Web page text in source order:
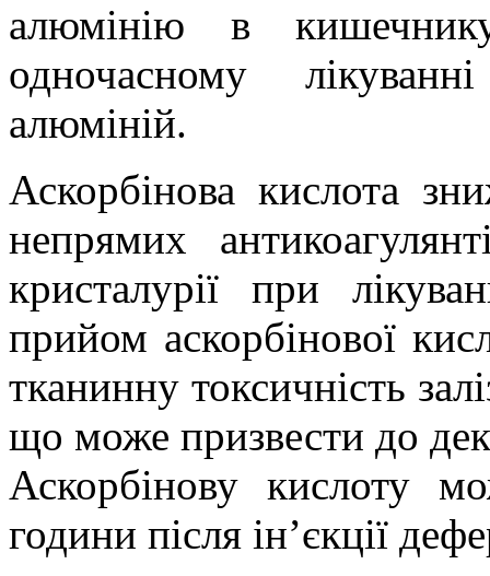
алюмінію в
одночасному
алюміній.
Аскорбінова кислота
непрямих
кристалурії при
прийом аскорбінової
тканинну токсичність
що може призвести до
Аскорбінову кислоту
години після ін’єкції